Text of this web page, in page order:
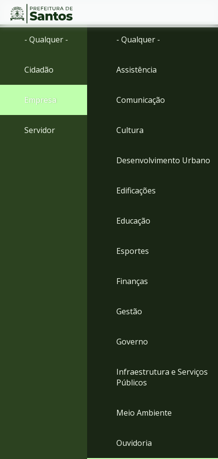
Ir
Ir
menu
Conteúdo
- Qualquer -
Cidadão
Empresa
Servidor
- Qualquer -
Assistência
Comunicação
Cultura
Desenvolvimento Urbano
Edificações
Educação
Esportes
Finanças
Gestão
Governo
Infraestrutura e Serviços
Públicos
Meio Ambiente
Ouvidoria